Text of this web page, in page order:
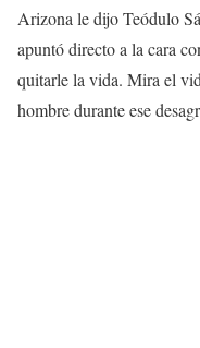
Arizona le dijo Teódulo
apuntó directo a la cara
quitarle la vida. Mira el
hombre durante ese